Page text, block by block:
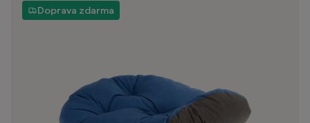
Doprava zdarma